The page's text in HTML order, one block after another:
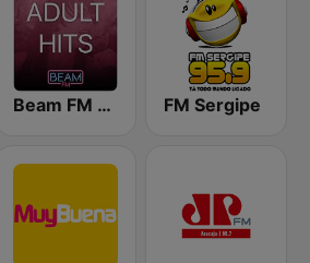
Beam FM - Adult Hits FM Sergipe